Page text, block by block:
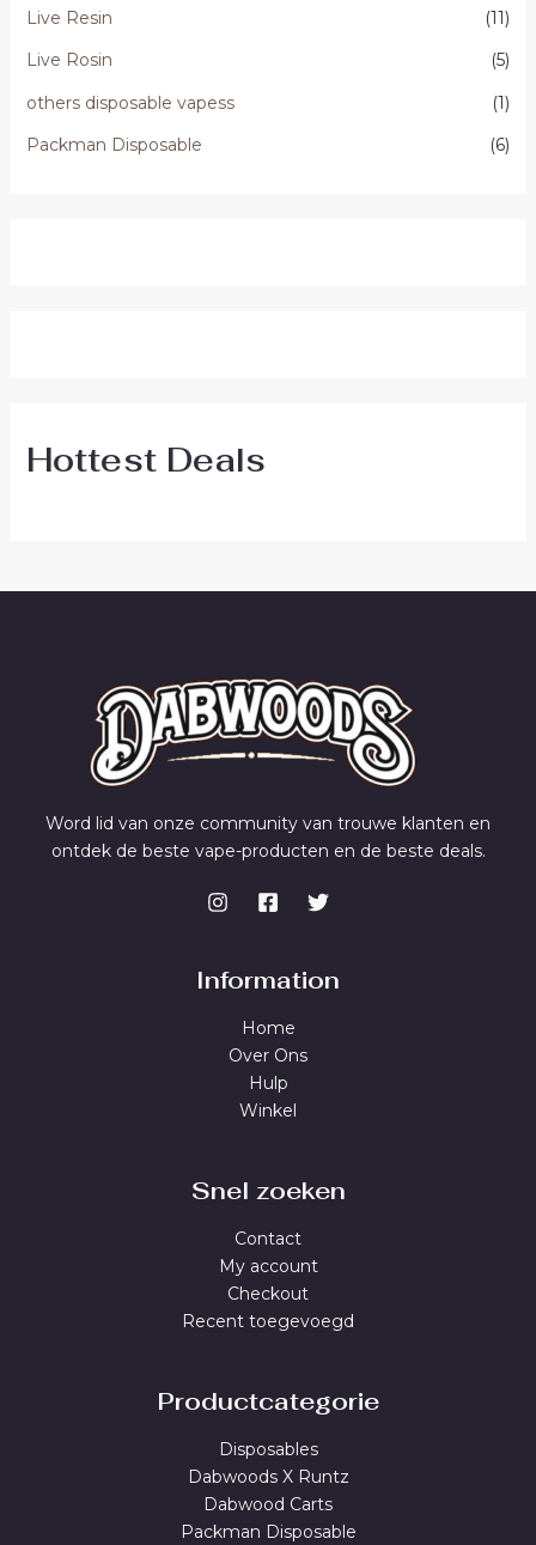
Live Resin
(11)
Live Rosin
(5)
others disposable vapess
(1)
Packman Disposable
(6)
Hottest Deals
Word lid van onze community van trouwe klanten en
ontdek de beste vape-producten en de beste deals.
Information
Home
Over Ons
Hulp
Winkel
Snel zoeken
Contact
My account
Checkout
Recent toegevoegd
Productcategorie
Disposables
Dabwoods X Runtz
Dabwood Carts
Packman Disposable